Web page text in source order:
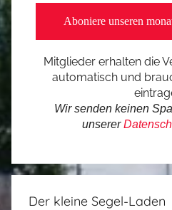
Mitglieder erhalten die
automatisch und
Wir senden keinen
unserer
Der kleine Segel-Laden